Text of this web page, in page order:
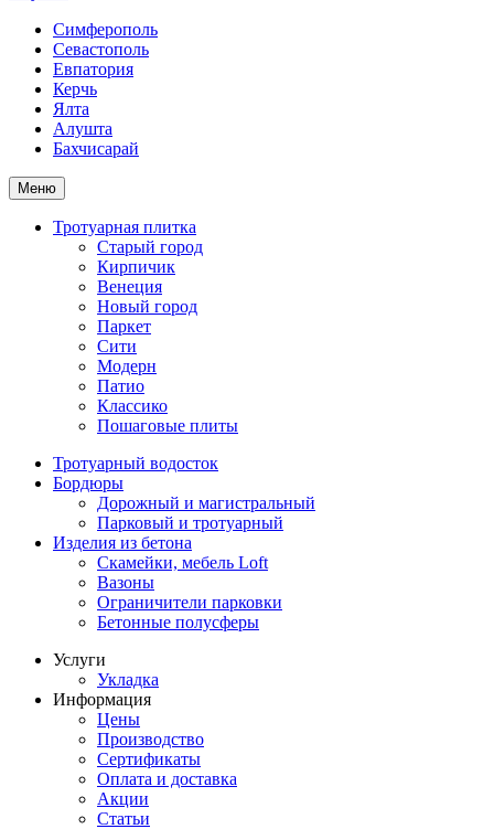
Симферополь
Севастополь
Евпатория
Керчь
Ялта
Алушта
Бахчисарай
Меню
Тротуарная плитка
Старый город
Кирпичик
Венеция
Новый город
Паркет
Сити
Модерн
Патио
Классико
Пошаговые плиты
Тротуарный водосток
Бордюры
Дорожный и магистральный
Парковый и тротуарный
Изделия из бетона
Скамейки, мебель Loft
Вазоны
Ограничители парковки
Бетонные полусферы
Услуги
Укладка
Информация
Цены
Производство
Сертификаты
Оплата и доставка
Акции
Статьи